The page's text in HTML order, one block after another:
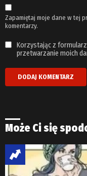
Zapamiętaj moje dane w tej
komentarzy.
Korzystając z
przetwarzanie moich
Może Ci się